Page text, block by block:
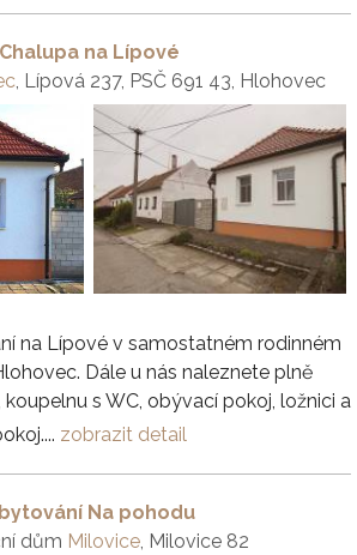
Chalupa na Lípové
, Lípová 237, PSČ 691 43, Hlohovec
na Lípové v samostatném rodinném
Dále u nás naleznete plně
s WC, obývací pokoj, ložnici a
zobrazit detail
Na pohodu
dům Milovice, Milovice 82